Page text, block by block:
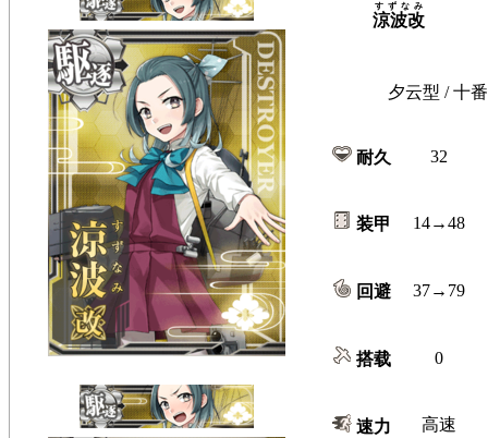
涼波改
すずなみ
夕云型 / 十
耐久 32
装甲 14→48
回避 37→79
搭载 0
速力 高速